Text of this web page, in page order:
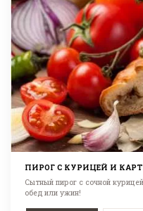
ПИРОГ С КУРИЦЕЙ И
Сытный пирог с сочной
обед или ужин!